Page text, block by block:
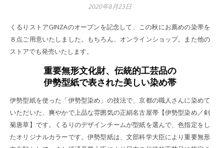
2020年8月23日
くるりストアGINZAのオープンを記念して、この秋にお薦めの染帯を
８点ご用意いたしました。もちろん、オンラインショップ。また他の
ストアでも発売いたします。
重要無形文化財、伝統的工芸品の
伊勢型紙で表された美しい染め帯
伊勢型紙を使った「伊勢型染め」の技法で、京都の職人さんに染めて
いただいた、爽やかで上品な雰囲気の正絹名古屋帯【伊勢型染め／剣
菊唐草】です。くるりのデザインチームが型紙を選んで、色指定をし
たオリジナルカラーです。伊勢型紙は、文部科学大臣により重要無形